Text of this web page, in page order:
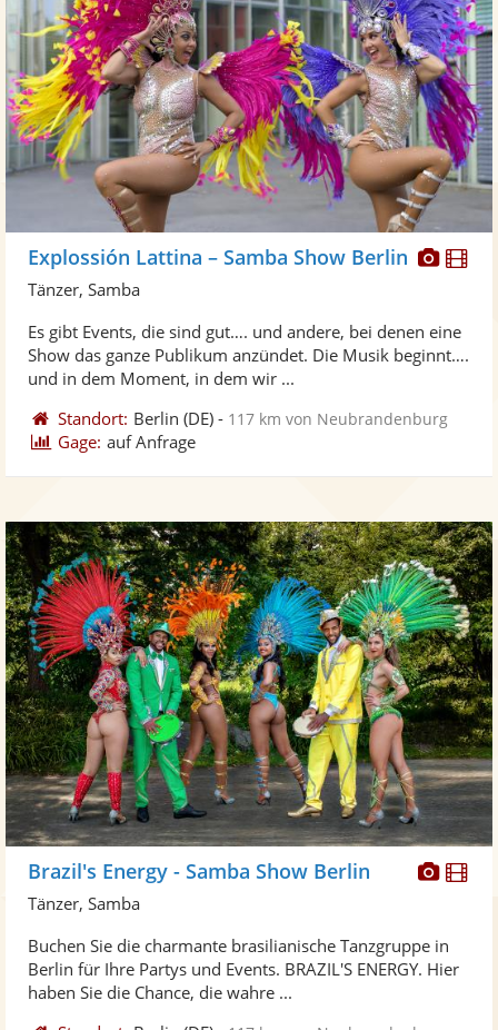
Fotos
Explossión Lattina – Samba Show Berlin
Tänzer, Samba
Es gibt Events, die sind gut…. und andere, bei denen eine
Show das ganze Publikum anzündet. Die Musik beginnt….
und in dem Moment, in dem wir ...
Standort: Berlin (DE) - 117 km von Neubrandenburg
Gage: auf Anfrage
Fotos
Brazil's Energy - Samba Show Berlin
Tänzer, Samba
Buchen Sie die charmante brasilianische Tanzgruppe in
Berlin für Ihre Partys und Events. BRAZIL'S ENERGY. Hier
haben Sie die Chance, die wahre ...